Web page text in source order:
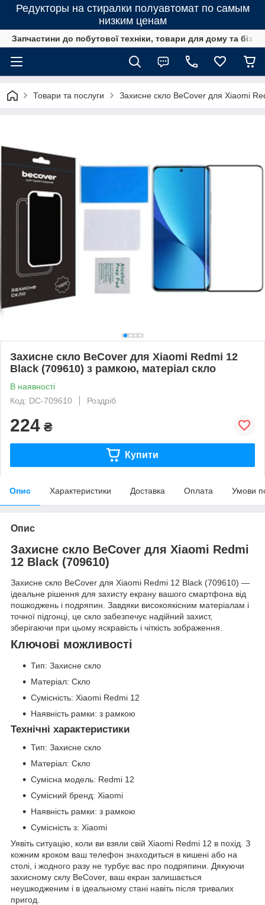
Редукторы на стиралки полуавтомат по самым
низким ценам
Запчастини до побутової техніки, товари для дому та
Товари та послуги Захисне скло BeCover для Xiaomi
Захисне скло BeCover для Xiaomi Redmi 12
Black (709610) з рамкою, матеріал скло
В наявності
Код: DC-709610
Роздріб
224 ₴
Купити
Опис Характеристики Доставка Оплата Умови
Опис
Захисне скло BeCover для Xiaomi Redmi
12 Black (709610)
Захисне скло BeCover для Xiaomi Redmi 12 Black (709610) —
ідеальне рішення для захисту екрану вашого смартфона від
пошкоджень і подряпин. Завдяки високоякісним матеріалам і
точної підгонці, це скло забезпечує надійний захист,
зберігаючи при цьому яскравість і чіткість зображення.
Ключові можливості
Тип: Захисне скло
Матеріал: Скло
Сумісність: Xiaomi Redmi 12
Наявність рамки: з рамкою
Технічні характеристики
Тип: Захисне скло
Матеріал: Скло
Сумісна модель: Redmi 12
Сумісний бренд: Xiaomi
Наявність рамки: з рамкою
Сумісність з: Xiaomi
Уявіть ситуацію, коли ви взяли свій Xiaomi Redmi 12 в похід. З
кожним кроком ваш телефон знаходиться в кишені або на
столі, і жодного разу не турбує вас про подряпини. Дякуючи
захисному склу BeCover, ваш екран залишається
неушкодженим і в ідеальному стані навіть після тривалих
пригод.